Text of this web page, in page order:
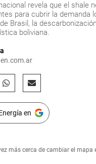
revela que el shale
para cubrir la demanda
Brasil, la
boliviana.
en
más cerca de cambiar el mapa